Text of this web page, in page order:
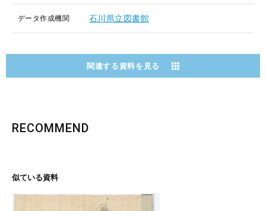
データ作成機関 石川県立図書館
関連する資料を見る
RECOMMEND
似ている資料